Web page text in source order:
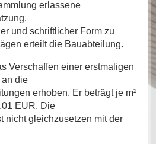
erlassene
und schriftlicher Form zu
erteilt die Bauabteilung.
Verschaffen einer erstmaligen
die
erhoben. Er beträgt je m²
EUR. Die
nicht gleichzusetzen mit der